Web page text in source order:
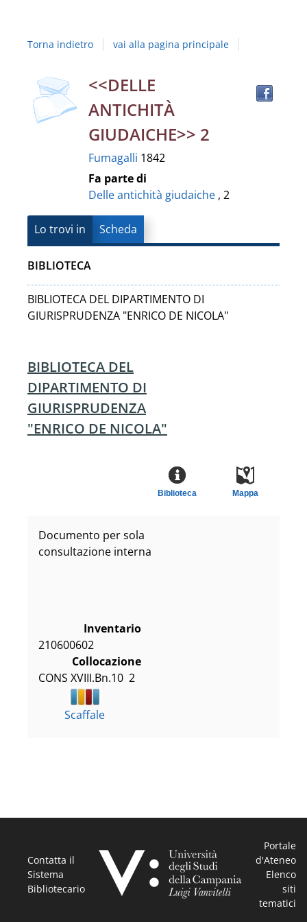
Campania
Vanvitelli"
Torna indietro vai alla pagina principale
Dettaglio
del
documento
copertina
<<DELLE
ANTICHITÀ
GIUDAICHE>> 2
Fumagalli 1842
Fa parte di
Delle antichità giudaiche, 2
Lo trovi in Scheda
BIBLIOTECA
BIBLIOTECA DEL DIPARTIMENTO DI
GIURISPRUDENZA "ENRICO DE NICOLA"
BIBLIOTECA DEL
DIPARTIMENTO DI
GIURISPRUDENZA
"ENRICO DE NICOLA"
Mappa
Biblioteca
Documento per sola
consultazione interna
Inventario
210600602
Collocazione
CONS XVIII.Bn.10  2
Scaffale
Contatta il
Sistema
Bibliotecario
Portale
d'Ateneo
Elenco
siti
tematici